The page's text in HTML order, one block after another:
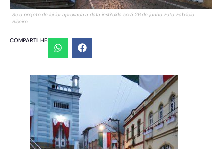
Se o projeto de lei for aprovada a data instituída será 26 de junho. Foto: Fabrício
Ribeiro
COMPARTILHE: